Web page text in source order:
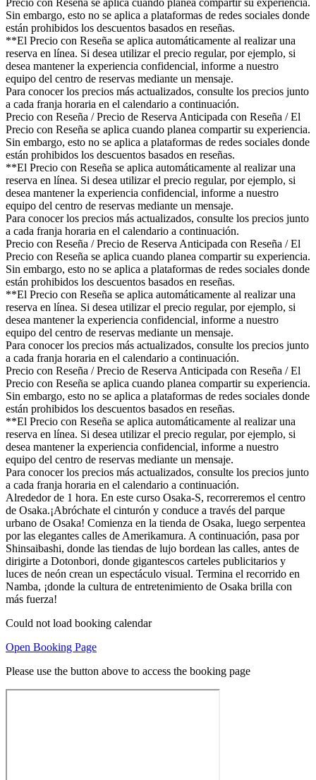
Sin embargo, esto no se aplica a plataformas de redes sociales donde
están prohibidos los descuentos basados en reseñas.
**El Precio con Reseña se aplica automáticamente al realizar una
reserva en línea. Si desea utilizar el precio regular, por ejemplo, si
desea mantener la experiencia confidencial, informe a nuestro
equipo del centro de reservas mediante un mensaje.
Para conocer los precios más actualizados, consulte los precios junto
a cada franja horaria en el calendario a continuación.
Precio con Reseña / Precio de Reserva Anticipada con Reseña / El
Precio con Reseña se aplica cuando planea compartir su experiencia.
Sin embargo, esto no se aplica a plataformas de redes sociales donde
están prohibidos los descuentos basados en reseñas.
**El Precio con Reseña se aplica automáticamente al realizar una
reserva en línea. Si desea utilizar el precio regular, por ejemplo, si
desea mantener la experiencia confidencial, informe a nuestro
equipo del centro de reservas mediante un mensaje.
Para conocer los precios más actualizados, consulte los precios junto
a cada franja horaria en el calendario a continuación.
Precio con Reseña / Precio de Reserva Anticipada con Reseña / El
Precio con Reseña se aplica cuando planea compartir su experiencia.
Sin embargo, esto no se aplica a plataformas de redes sociales donde
están prohibidos los descuentos basados en reseñas.
**El Precio con Reseña se aplica automáticamente al realizar una
reserva en línea. Si desea utilizar el precio regular, por ejemplo, si
desea mantener la experiencia confidencial, informe a nuestro
equipo del centro de reservas mediante un mensaje.
Para conocer los precios más actualizados, consulte los precios junto
a cada franja horaria en el calendario a continuación.
Precio con Reseña / Precio de Reserva Anticipada con Reseña / El
Precio con Reseña se aplica cuando planea compartir su experiencia.
Sin embargo, esto no se aplica a plataformas de redes sociales donde
están prohibidos los descuentos basados en reseñas.
**El Precio con Reseña se aplica automáticamente al realizar una
reserva en línea. Si desea utilizar el precio regular, por ejemplo, si
desea mantener la experiencia confidencial, informe a nuestro
equipo del centro de reservas mediante un mensaje.
Para conocer los precios más actualizados, consulte los precios junto
a cada franja horaria en el calendario a continuación.
Alrededor de 1 hora. En este curso Osaka-S, recorreremos el centro
de Osaka.¡Abróchate el cinturón y conduce a través del parque
urbano de Osaka! Comienza en la tienda de Osaka, luego serpentea
por las elegantes calles de Amerikamura. A continuación, pasa por
Shinsaibashi, donde las tiendas de lujo bordean las calles, antes de
dirigirte a Dotonbori, donde gigantescos carteles publicitarios y
luces de neón crean un espectáculo visual. Termina el recorrido en
Namba, ¡donde la cultura de entretenimiento de Osaka brilla con
más fuerza!
Could not load booking calendar
Open Booking Page
Please use the button above to access the booking page